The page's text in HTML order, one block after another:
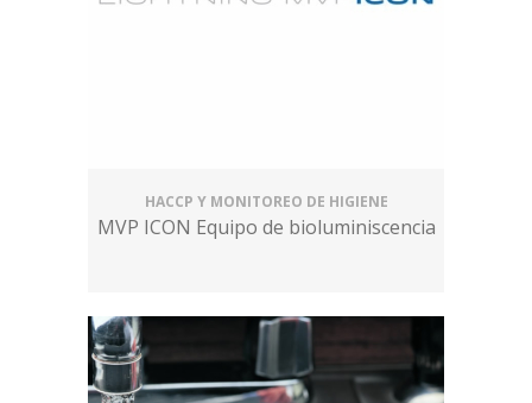
HACCP Y MONITOREO DE HIGIENE
MVP ICON Equipo de bioluminiscencia